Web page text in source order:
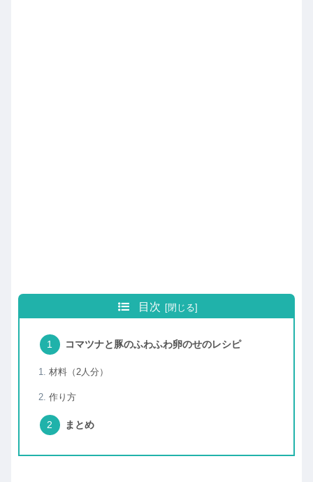
目次
コマツナと豚のふわふわ卵のせのレシピ
材料（2人分）
作り方
まとめ